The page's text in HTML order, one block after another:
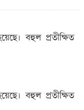
বহুল প্রতীক্ষিত
বহুল প্রতীক্ষিত